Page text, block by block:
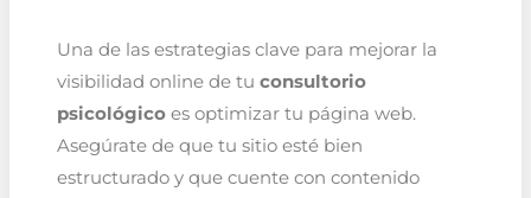
Una de las estrategias clave para mejorar la
visibilidad online de tu consultorio
psicológicoes optimizar tu página web.
Asegúrate de que tu sitio esté bien
estructurado y que cuente con contenido